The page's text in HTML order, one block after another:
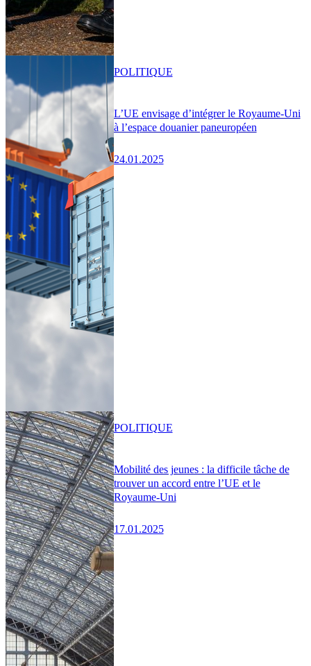
L’UE envisage d’intégrer le Royaume-Uni
à l’espace douanier paneuropéen
24.01.2025
POLITIQUE
Mobilité des jeunes : la difficile tâche de
trouver un accord entre l’UE et le
Royaume-Uni
17.01.2025
POLITIQUE